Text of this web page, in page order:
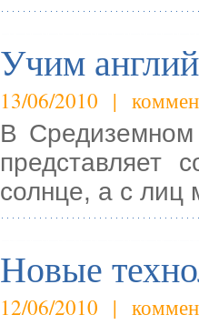
Учим
13/06/2010 |
В Средиземном
представляет
солнце, а с лиц
Новые
12/06/2010 |